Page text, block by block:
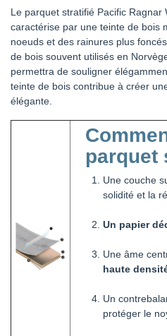
Le parquet stratifié Pacific Ragnar
caractérise par une teinte de bois
noeuds et des rainures plus
de bois souvent utilisés en
permettra de souligner
teinte de bois contribue à créer
élégante.
parquet
Une couche
solidité et la
Un papier
Une âme
haute
Un
protéger le